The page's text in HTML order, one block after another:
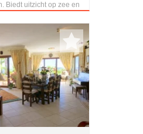
Biedt uitzicht op zee en